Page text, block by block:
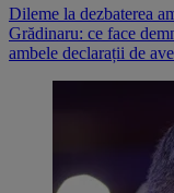
Dileme la dezbaterea
Grădinaru: ce face
ambele declarații de